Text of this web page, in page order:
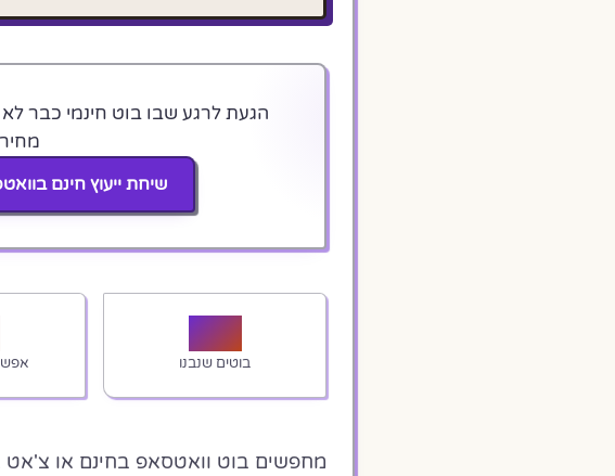
מחיר
שיחת ייעוץ חינם
50+
בוטים שנבנו
מחפשים בוט וואטסאפ בחינם או